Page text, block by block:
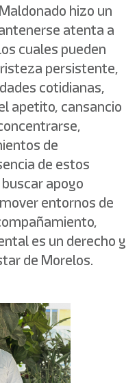
hizo un
atenta a
cuales pueden
persistente,
cotidianas,
apetito, cansancio
de
de estos
apoyo
entornos de
es un derecho y
de Morelos.